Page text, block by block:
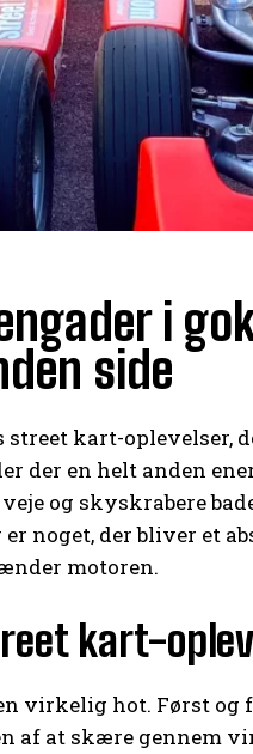
i
side
kart-oplevelser,
der en helt anden
og skyskrabere
noget, der bliver et
motoren.
kart-
virkelig hot. Først og
af at skære gennem